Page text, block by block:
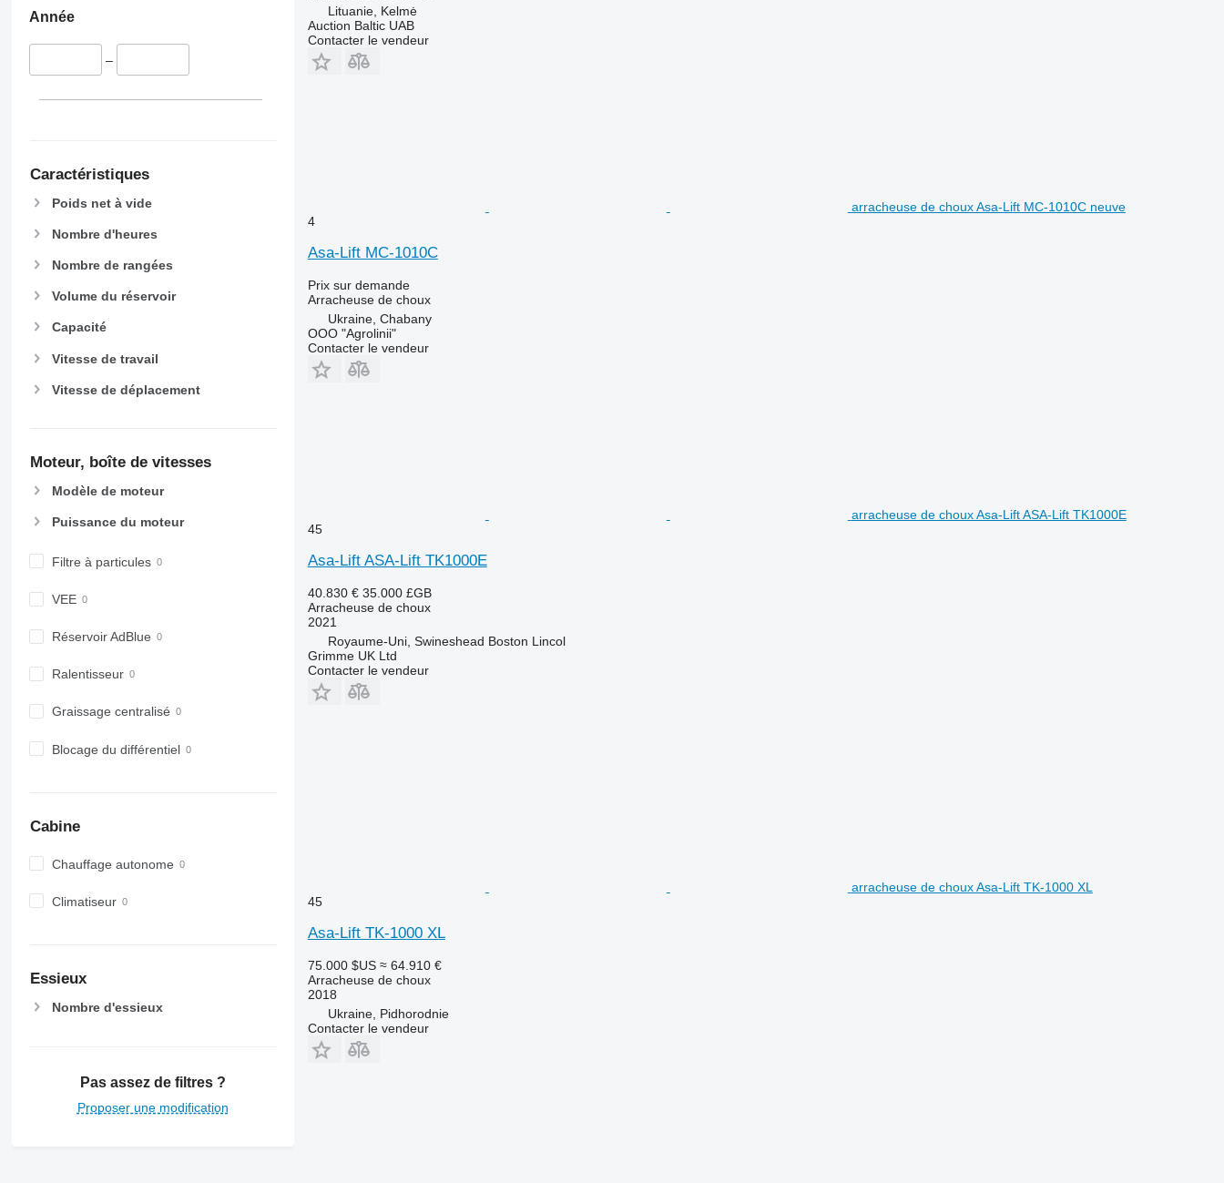
Année
–
Caractéristiques
Poids net à vide
Nombre d'heures
Nombre de rangées
Volume du réservoir
Capacité
Vitesse de travail
Vitesse de déplacement
Moteur, boîte de vitesses
Modèle de moteur
Puissance du moteur
Filtre à particules
VEE
Réservoir AdBlue
Ralentisseur
Graissage centralisé
Blocage du différentiel
Cabine
Chauffage autonome
Climatiseur
Essieux
Nombre d'essieux
Pas assez de filtres ?
Proposer une modification
Lituanie, Kelmė
Auction Baltic UAB
Contacter le vendeur
arracheuse de choux Asa-Lift MC-1010C neuve
4
Asa-Lift MC-1010C
Prix sur demande
Arracheuse de choux
Ukraine, Chabany
OOO "Agrolinii"
Contacter le vendeur
arracheuse de choux Asa-Lift ASA-Lift TK1000E
45
Asa-Lift ASA-Lift TK1000E
40.830 € 35.000 £GB
Arracheuse de choux
2021
Royaume-Uni, Swineshead Boston Lincol
Grimme UK Ltd
Contacter le vendeur
arracheuse de choux Asa-Lift TK-1000 XL
45
Asa-Lift TK-1000 XL
75.000 $US ≈ 64.910 €
Arracheuse de choux
2018
Ukraine, Pidhorodnie
Contacter le vendeur